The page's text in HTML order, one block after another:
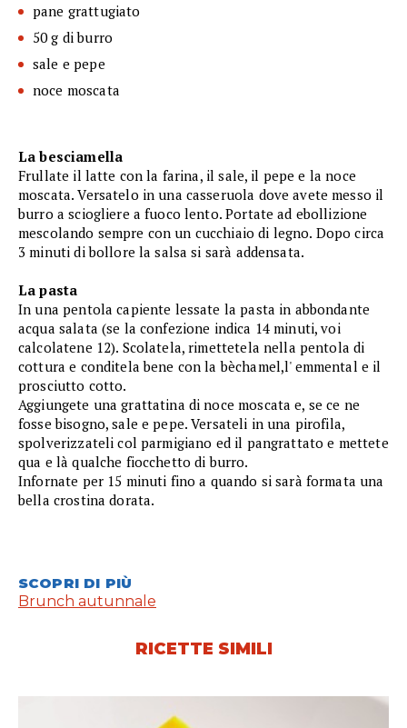
pane grattugiato
50 g di burro
sale e pepe
noce moscata
La besciamella
Frullate il latte con la farina, il sale, il pepe e la noce
moscata. Versatelo in una casseruola dove avete messo il
burro a sciogliere a fuoco lento. Portate ad ebollizione
mescolando sempre con un cucchiaio di legno. Dopo circa
3 minuti di bollore la salsa si sarà addensata.
La pasta
In una pentola capiente lessate la pasta in abbondante
acqua salata (se la confezione indica 14 minuti, voi
calcolatene 12). Scolatela, rimettetela nella pentola di
cottura e conditela bene con la bèchamel,l' emmental e il
prosciutto cotto.
Aggiungete una grattatina di noce moscata e, se ce ne
fosse bisogno, sale e pepe. Versateli in una pirofila,
spolverizzateli col parmigiano ed il pangrattato e mettete
qua e là qualche fiocchetto di burro.
Infornate per 15 minuti fino a quando si sarà formata una
bella crostina dorata.
SCOPRI DI PIÙ
Brunch autunnale
RICETTE SIMILI